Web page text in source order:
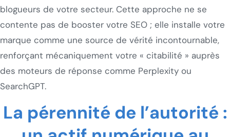
blogueurs de votre secteur. Cette approche ne se
contente pas de booster votre SEO ; elle installe votre
marque comme une source de vérité incontournable,
renforçant mécaniquement votre « citabilité » auprès
des moteurs de réponse comme Perplexity ou
SearchGPT.
La pérennité de l’autorité :